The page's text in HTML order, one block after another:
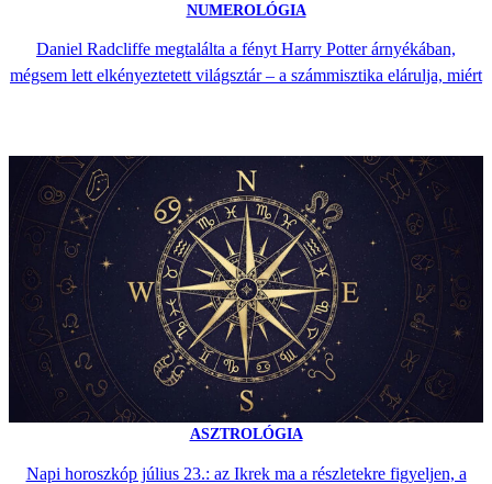
NUMEROLÓGIA
Daniel Radcliffe megtalálta a fényt Harry Potter árnyékában,
mégsem lett elkényeztetett világsztár – a számmisztika elárulja, miért
ASZTROLÓGIA
Napi horoszkóp július 23.: az Ikrek ma a részletekre figyeljen, a